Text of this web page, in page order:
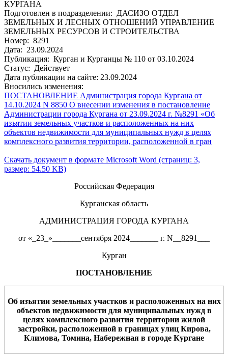
КУРГАНА
Подготовлен в подразделении: ДАСИЗО ОТДЕЛ
ЗЕМЕЛЬНЫХ И ЛЕСНЫХ ОТНОШЕНИЙ УПРАВЛЕНИЕ
ЗЕМЕЛЬНЫХ РЕСУРСОВ И СТРОИТЕЛЬСТВА
Номер: 8291
Дата: 23.09.2024
Публикация: Курган и Курганцы № 110 от 03.10.2024
Статус: Действует
Дата публикации на сайте: 23.09.2024
Вносились изменения:
ПОСТАНОВЛЕНИЕ Администрация города Кургана от
14.10.2024 N 8850 О внесении изменения в постановление
Администрации города Кургана от 23.09.2024 г. №8291 «Об
изъятии земельных участков и расположенных на них
объектов недвижимости для муниципальных нужд в целях
комплексного развития территории, расположенной в гран
Скачать документ в формате Microsoft Word (страниц: 3,
размер: 54.50 KB)
Российская Федерация
Курганская область
АДМИНИСТРАЦИЯ ГОРОДА КУРГАНА
от «_23_»_______сентября 2024_______ г. N__8291___
Курган
ПОСТАНОВЛЕНИЕ
Об изъятии земельных участкови расположенных на них
объектов недвижимости для муниципальных нужд в
целях комплексного развития территории жилой
застройки, расположенной в границах улиц Кирова,
Климова, Томина, Набережная в городе Кургане